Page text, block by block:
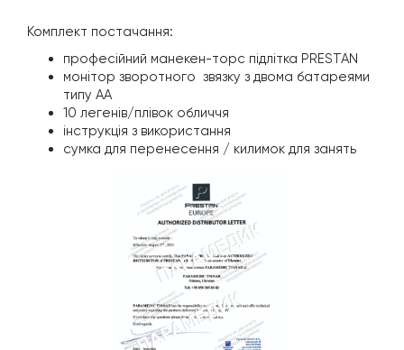
Комплект постачання:
професійний манекен-торс підлітка PRESTAN
монітор зворотного звязку з двома батареями
типу АА
10 легенів/плівок обличчя
інструкція з використання
сумка для перенесення / килимок для занять